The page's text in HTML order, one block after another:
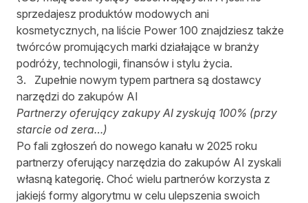
sprzedajesz produktów modowych ani
kosmetycznych, na liście Power 100 znajdziesz także
twórców promujących marki działające w branży
podróży, technologii, finansów i stylu życia.
3. Zupełnie nowym typem partnera są dostawcy
narzędzi do zakupów AI
Partnerzy oferujący zakupy AI zyskują 100% (przy
starcie od zera…)
Po fali zgłoszeń do nowego kanału w 2025 roku
partnerzy oferujący narzędzia do zakupów AI zyskali
własną kategorię. Choć wielu partnerów korzysta z
jakiejś formy algorytmu w celu ulepszenia swoich